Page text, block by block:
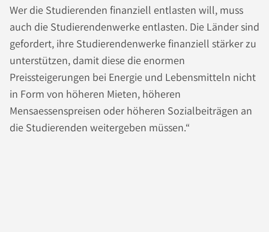
Wer die Studierenden finanziell entlasten will, muss
auch die Studierendenwerke entlasten. Die Länder sind
gefordert, ihre Studierendenwerke finanziell stärker zu
unterstützen, damit diese die enormen
Preissteigerungen bei Energie und Lebensmitteln nicht
in Form von höheren Mieten, höheren
Mensaessenspreisen oder höheren Sozialbeiträgen an
die Studierenden weitergeben müssen.“